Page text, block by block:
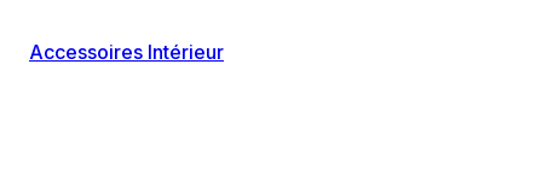
Accessoires Intérieur